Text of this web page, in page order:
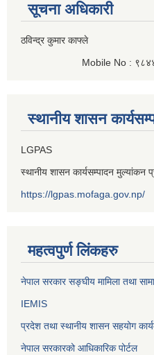
सूचना अधिकारी
ठविन्द्र कुमार काफ्ले
Mobile No :
स्थानीय शासन
LGPAS
स्थानीय शासन कार्यसम्पादन मुल्यांकन
https://lgpas.mofaga.gov.np/
महत्वपुर्ण लिंकहरु
नेपाल सरकार सङ्घीय मामिला तथा
IEMIS
प्रदेश तथा स्थानीय शासन सहयोग
नेपाल सरकारको आधिकारिक पोर्टल